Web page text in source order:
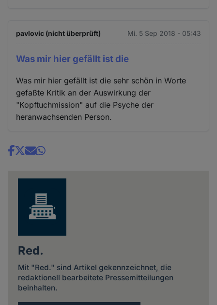
pavlovic (nicht überprüft) Mi. 5 Sep 2018 - 05:43
Was mir hier gefällt ist die
Was mir hier gefällt ist die sehr schön in Worte
gefaßte Kritik an der Auswirkung der
"Kopftuchmission" auf die Psyche der
heranwachsenden Person.
Share
Red.
Mit "Red." sind Artikel gekennzeichnet, die
redaktionell bearbeitete Pressemitteilungen
beinhalten.